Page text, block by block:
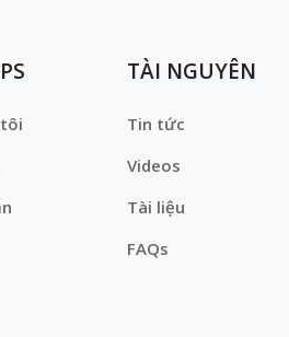
TÀI NGUYÊN
Tin tức
Videos
Tài liệu
FAQs